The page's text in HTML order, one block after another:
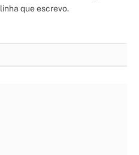
que escrevo.